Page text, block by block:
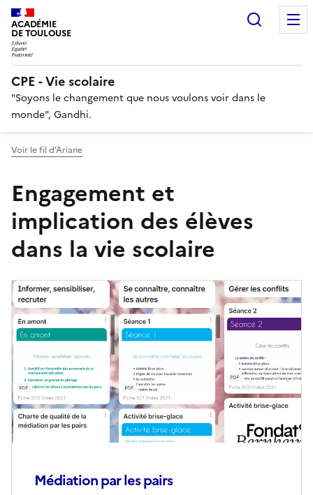
ACADÉMIE
DE TOULOUSE
CPE - Vie scolaire
"Soyons le changement que nous voulons voir dans le
monde", Gandhi.
Voir le fil d’Ariane
Engagement et
implication des élèves
dans la vie scolaire
Médiation par les pairs
Image
de
couverture
(conseillée)